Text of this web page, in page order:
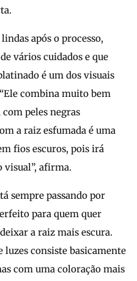
após o processo,
vários cuidados e que
é um dos visuais
combina muito bem
com peles negras
a raiz esfumada é uma
fios escuros, pois irá
afirma.
sempre passando por
para quem quer
a raiz mais escura.
luzes consiste basicamente
com uma coloração mais